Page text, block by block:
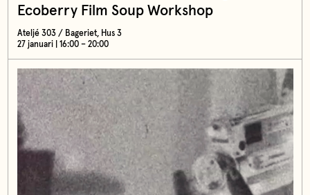
Ecoberry Film Soup Workshop
Ateljé 303 / Bageriet, Hus 3
27 januari | 16:00 – 20:00